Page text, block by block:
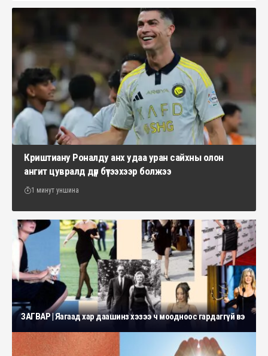
Криштиану Роналду анх удаа уран сайхны олон
ангит цувралд дүр бүтээхээр болжээ
1 минут уншина
ЗАГВАР | Яагаад хар даашинз хэзээ ч моодноос гардаггүй вэ